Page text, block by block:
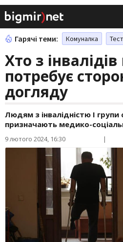
Гарячі теми: Комуналка
Хто з інвалідів
потребує
догляду
Людям з інвалідністю І
призначають медико-
9 лютого 2024, 16:30 |